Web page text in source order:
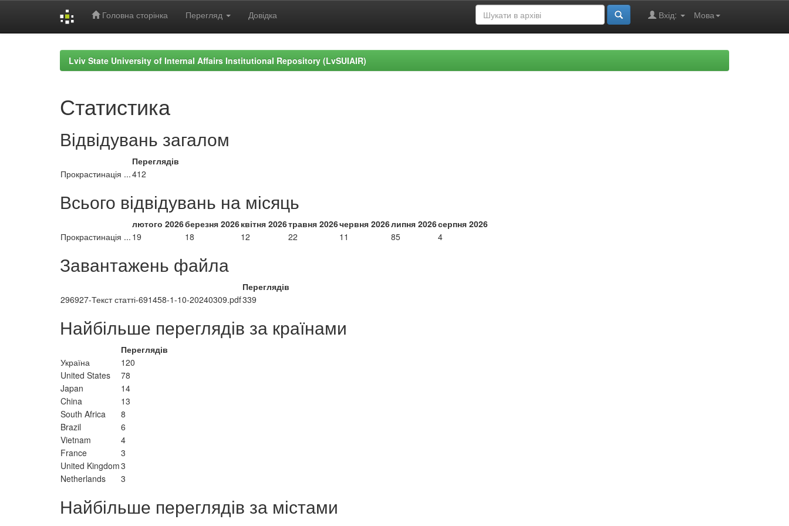
Головна сторінка Перегляд Довідка Мова
Вхід:
Lviv State University of Internal Affairs Institutional Repository (LvSUIAIR)
Статистика
Відвідувань загалом
Переглядів
Прокрастинація ...412
Всього відвідувань на місяць
лютого 2026березня 2026квітня 2026травня 2026червня 2026липня 2026серпня 2026
Прокрастинація ... 19 18 12 22 11 85 4
Завантажень файла
Переглядів
296927-Текст статті-691458-1-10-20240309.pdf339
Найбільше переглядів за країнами
Переглядів
Україна
120
United States
78
Japan
14
China
13
South Africa
8
Brazil
6
Vietnam
4
France
3
United Kingdom3
Netherlands
3
Найбільше переглядів за містами